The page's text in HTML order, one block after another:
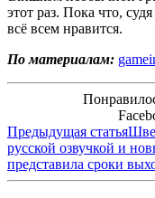
этот раз. Пока что,
всё всем нравится.
По материалам:
Предыдущая статья
русской озвучкой и
представила сроки